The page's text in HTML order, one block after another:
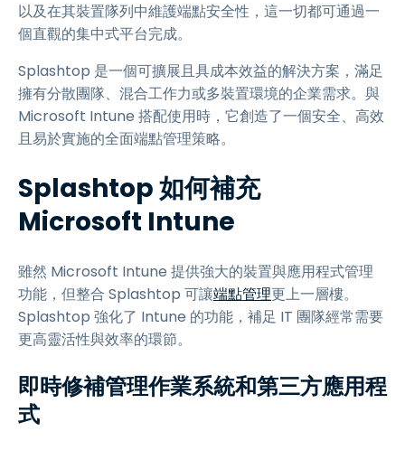
以及在其裝置隊列中維護端點安全性，這一切都可通過一
個直觀的集中式平台完成。
Splashtop 是一個可擴展且具成本效益的解決方案，滿足
擁有分散團隊、混合工作力或多裝置環境的企業需求。與
Microsoft Intune 搭配使用時，它創造了一個安全、高效
且易於實施的全面端點管理策略。
Splashtop 如何補充
Microsoft Intune
雖然 Microsoft Intune 提供強大的裝置與應用程式管理
功能，但整合 Splashtop 可讓端點管理更上一層樓。
Splashtop 強化了 Intune 的功能，補足 IT 團隊經常需要
更高靈活性與效率的環節。
即時修補管理作業系統和第三方應用程
式